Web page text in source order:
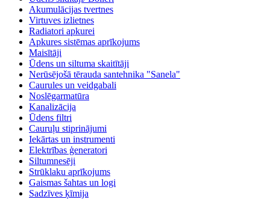
Akumulācijas tvertnes
Virtuves izlietnes
Radiatori apkurei
Apkures sistēmas aprīkojums
Maisītāji
Ūdens un siltuma skaitītāji
Nerūsējošā tērauda santehnika "Sanela"
Caurules un veidgabali
Noslēgarmatūra
Kanalizācija
Ūdens filtri
Cauruļu stiprinājumi
Iekārtas un instrumenti
Elektrības ģeneratori
Siltumnesēji
Strūklaku aprīkojums
Gaismas šahtas un logi
Sadzīves ķīmija